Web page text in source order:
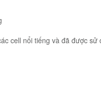
cell nổi tiếng và đã được